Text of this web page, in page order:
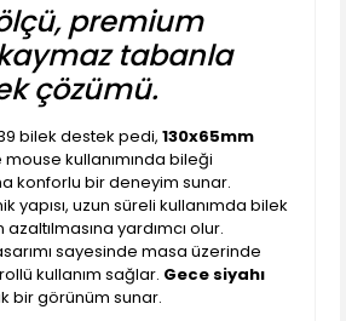
premium
tabanla
çözümü.
bilek destek pedi, 130x65mm
kullanımında bileği
konforlu bir deneyim sunar.
yapısı, uzun süreli kullanımda bilek
yardımcı olur.
sayesinde masa üzerinde
kullanım sağlar. Gece siyahı
bir görünüm sunar.